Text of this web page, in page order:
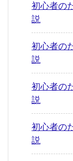
初心者の
説
初心者の
説
初心者の
説
初心者の
説